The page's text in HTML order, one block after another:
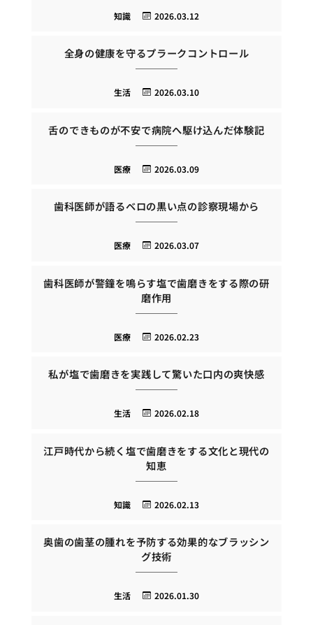
2026.03.12
知識
全身の健康を守るプラークコントロール
2026.03.10
生活
舌のできものが不安で病院へ駆け込んだ体験記
2026.03.09
医療
歯科医師が語るベロの黒い点の診察現場から
2026.03.07
医療
歯科医師が警鐘を鳴らす塩で歯磨きをする際の研
磨作用
2026.02.23
医療
私が塩で歯磨きを実践して驚いた口内の爽快感
2026.02.18
生活
江戸時代から続く塩で歯磨きをする文化と現代の
知恵
2026.02.13
知識
奥歯の歯茎の腫れを予防する効果的なブラッシン
グ技術
2026.01.30
生活